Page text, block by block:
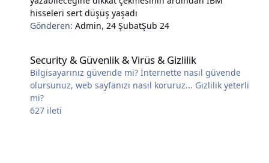
hisseleri sert düşüş yaşadı
Gönderen:Admin, 24 ŞubatŞub 24
Security & Güvenlik & Virüs & Gizlilik
Bilgisayarınız güvende mi? İnternette nasıl güvende
olursunuz, web sayfanızı nasıl koruruz... Gizlilik yeterli
mi?
627 ileti